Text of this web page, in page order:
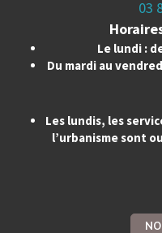
03
Le lundi :
Du mardi au
Les lundis, les
l’urbanisme sont